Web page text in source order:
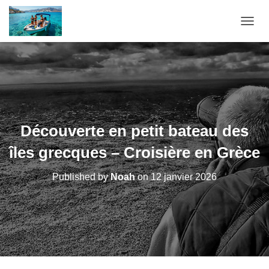
Découverte en petit bateau des
îles grecques – Croisière en Grèce
Published byNoahon12 janvier 2026